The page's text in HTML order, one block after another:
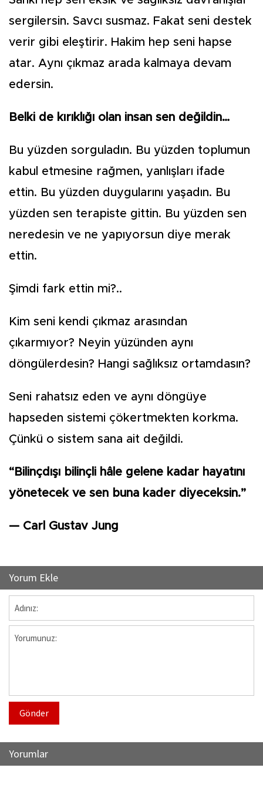
sergilersin. Savcı susmaz. Fakat seni destek
verir gibi eleştirir. Hakim hep seni hapse
atar. Aynı çıkmaz arada kalmaya devam
edersin.
Belki de kırıklığı olan insan sen değildin…
Bu yüzden sorguladın. Bu yüzden toplumun
kabul etmesine rağmen, yanlışları ifade
ettin. Bu yüzden duygularını yaşadın. Bu
yüzden sen terapiste gittin. Bu yüzden sen
neredesin ve ne yapıyorsun diye merak
ettin.
Şimdi fark ettin mi?..
Kim seni kendi çıkmaz arasından
çıkarmıyor? Neyin yüzünden aynı
döngülerdesin? Hangi sağlıksız ortamdasın?
Seni rahatsız eden ve aynı döngüye
hapseden sistemi çökertmekten korkma.
Çünkü o sistem sana ait değildi.
“Bilinçdışı bilinçli hâle gelene kadar hayatını
yönetecek ve sen buna kader diyeceksin.”
— Carl Gustav Jung
Yorum Ekle
Gönder
Yorumlar